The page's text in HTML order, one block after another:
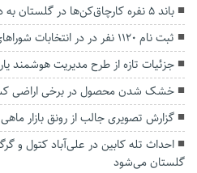
باند ۵ نفره کارچاق‌کن‌ها در گلستان به دام افتادند
ثبت نام ۱۱۲۰ نفر در در انتخابات شورا‌های روستا‌های گلستان
جزئیات تازه از طرح مدیریت هوشمند
خشک شدن محصول در برخی اراضی
گزارش تصویری جالب از رونق بازار
احداث تله کابین در علی‌آباد کتول و
گلستان می‌شود